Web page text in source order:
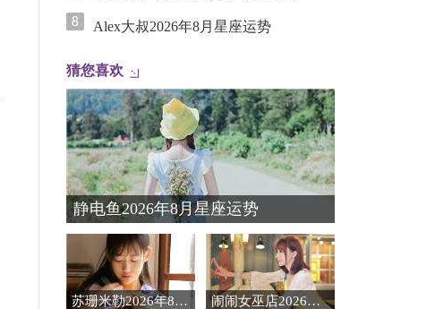
Alex大叔2026年8月星座运势
猜您喜欢
静电鱼2026年8月星座运势
苏珊米勒2026年8月十二星座运势 闹闹女巫店2026年8月星座运势